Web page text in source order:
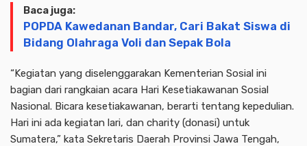
Baca juga:
POPDA Kawedanan Bandar, Cari Bakat Siswa di
Bidang Olahraga Voli dan Sepak Bola
“Kegiatan yang diselenggarakan Kementerian Sosial ini
bagian dari rangkaian acara Hari Kesetiakawanan Sosial
Nasional. Bicara kesetiakawanan, berarti tentang kepedulian.
Hari ini ada kegiatan lari, dan charity (donasi) untuk
Sumatera,” kata Sekretaris Daerah Provinsi Jawa Tengah,